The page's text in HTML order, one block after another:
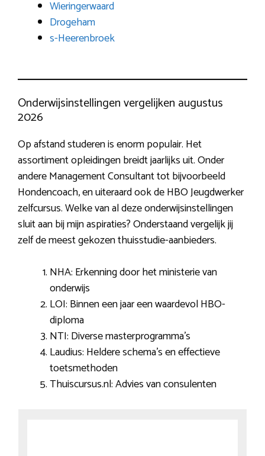
Wieringerwaard
Drogeham
s-Heerenbroek
Onderwijsinstellingen vergelijken augustus
2026
Op afstand studeren is enorm populair. Het
assortiment opleidingen breidt jaarlijks uit. Onder
andere Management Consultant tot bijvoorbeeld
Hondencoach, en uiteraard ook de HBO Jeugdwerker
zelfcursus. Welke van al deze onderwijsinstellingen
sluit aan bij mijn aspiraties? Onderstaand vergelijk jij
zelf de meest gekozen thuisstudie-aanbieders.
NHA: Erkenning door het ministerie van
onderwijs
LOI: Binnen een jaar een waardevol HBO-
diploma
NTI: Diverse masterprogramma’s
Laudius: Heldere schema’s en effectieve
toetsmethoden
Thuiscursus.nl: Advies van consulenten